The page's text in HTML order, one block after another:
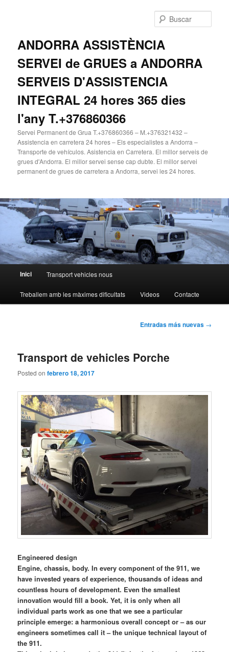
ANDORRA ASSISTÈNCIA
SERVEI de GRUES a ANDORRA
SERVEIS D'ASSISTENCIA
INTEGRAL 24 hores 365 dies
l'any T.+376860366
Servei Permanent de Grua T.+376860366 – M.+376321432 –
Assistencia en carretera 24 hores – Els especialistes a Andorra –
Transporte de vehículos. Asistencia en Carretera. El millor serveis de
grues d'Andorra. El millor servei sense cap dubte. El millor servei
permanent de grues de carretera a Andorra, servei les 24 hores.
Inici Transport vehicles nous
Treballem amb les màximes dificultats Videos Contacte
Entradas más nuevas →
Transport de vehicles Porche
Posted onfebrero 18, 2017
Engineered design
Engine, chassis, body. In every component of the 911, we
have invested years of experience, thousands of ideas and
countless hours of development. Even the smallest
innovation would fill a book. Yet, it is only when all
individual parts work as one that we see a particular
principle emerge: a harmonious overall concept or – as our
engineers sometimes call it – the unique technical layout of
the 911.